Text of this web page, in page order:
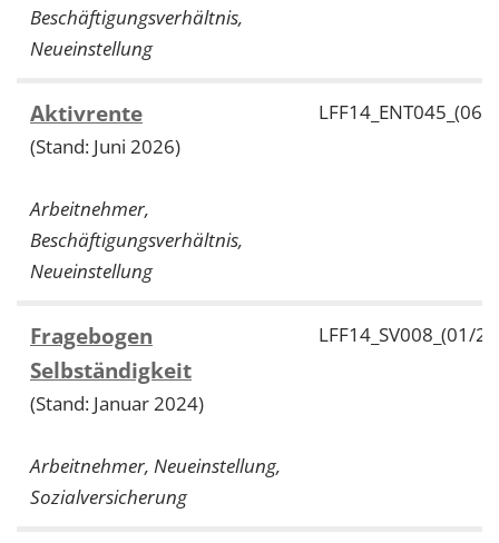
Beschäftigungsverhältnis,
Neueinstellung
Aktivrente
(Stand: Juni 2026)
Arbeitnehmer,
Beschäftigungsverhältnis,
Neueinstellung
LFF14_ENT045_(06/
Fragebogen
Selbständigkeit
(Stand: Januar 2024)
Arbeitnehmer, Neueinstellung,
Sozialversicherung
LFF14_SV008_(01/